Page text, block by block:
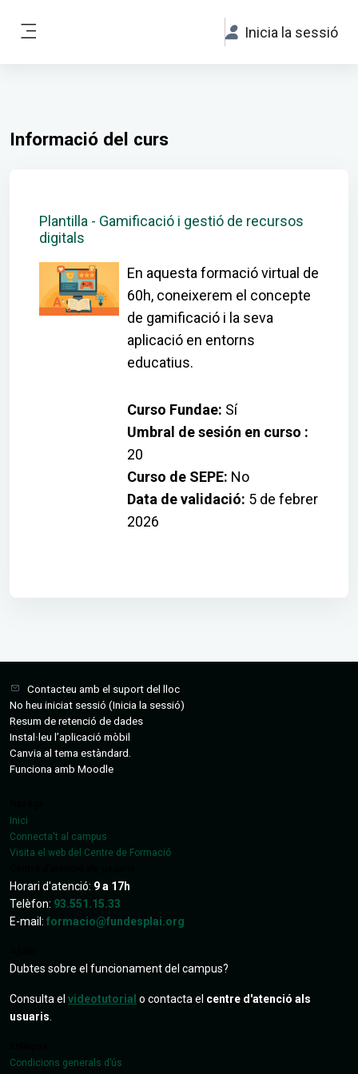
Inicia la sessió
Informació del curs
Plantilla - Gamificació i gestió de recursos
digitals
En aquesta formació virtual de
60h, coneixerem el concepte
de gamificació i la seva
aplicació en entorns
educatius.
Curso Fundae: Sí
Umbral de sesión en curso :
20
Curso de SEPE: No
Data de validació: 5 de febrer
2026
Contacteu amb el suport del lloc
No heu iniciat sessió (Inicia la sessió)
Resum de retenció de dades
Instal·leu l’aplicació mòbil
Canvia al tema estàndard.
Funciona amb Moodle
Inici
Connecta't al campus
Visita el web del Centre de Formació
Horari d'atenció: 9 a 17h
Telèfon: 93.551.15.33
E-mail: formacio@fundesplai.org
Dubtes sobre el funcionament del campus?
Consulta el videotutorial o contacta el centre d'atenció als
usuaris
Condicions generals d’ús